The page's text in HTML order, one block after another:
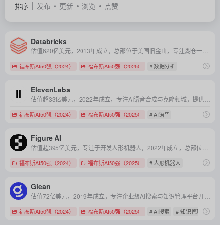
排序 发布 更新 浏览 点赞
Databricks
福布斯AI50强（2024） 福布斯AI50强（2025） # 数据分析
ElevenLabs
福布斯AI50强（2024） 福布斯AI50强（2025） # AI语音
Figure AI
福布斯AI50强（2024） 福布斯AI50强（2025） # 人形机器人
Glean
福布斯AI50强（2024） 福布斯AI50强（2025） # AI搜索 # 知识管理